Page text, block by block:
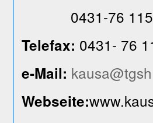
0431-76 115
Telefax: 0431- 76
e-Mail:
Webseite: